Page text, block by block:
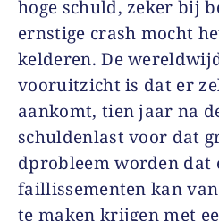
hoge schuld, zeker bij
ernstige crash mocht
kelderen. De
vooruitzicht is dat er
aankomt, tien jaar na
schuldenlast voor dat
dprobleem worden dat
faillissementen kan
te maken krijgen met